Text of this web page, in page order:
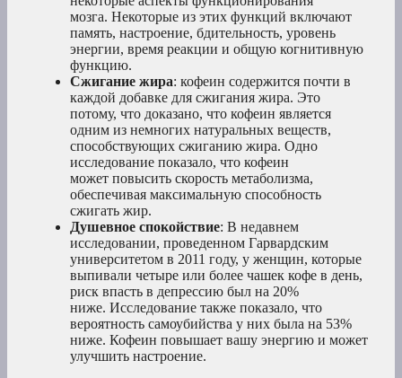
мозга. Некоторые из этих функций включают
память, настроение, бдительность, уровень
энергии, время реакции и общую когнитивную
функцию.
Сжигание жира: кофеин содержится почти в
каждой добавке для сжигания жира. Это
потому, что доказано, что кофеин является
одним из немногих натуральных веществ,
способствующих сжиганию жира. Одно
исследование показало, что кофеин
может повысить скорость метаболизма,
обеспечивая максимальную способность
сжигать жир.
Душевное спокойствие: В недавнем
исследовании, проведенном Гарвардским
университетом в 2011 году, у женщин, которые
выпивали четыре или более чашек кофе в день,
риск впасть в депрессию был на 20%
ниже. Исследование также показало, что
вероятность самоубийства у них была на 53%
ниже. Кофеин повышает вашу энергию и может
улучшить настроение.